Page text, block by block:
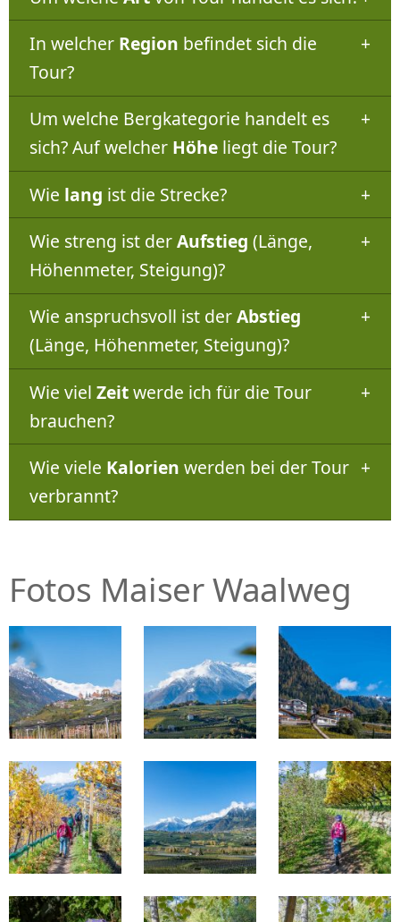
In welcher Region befindet sich die
Tour?
Um welche Bergkategorie handelt es
sich? Auf welcher Höheliegt die Tour?
Wie lang ist die Strecke?
Wie streng ist derAufstieg (Länge,
Höhenmeter, Steigung)?
Wie anspruchsvoll ist derAbstieg
(Länge, Höhenmeter, Steigung)?
Wie viel Zeitwerde ich für die Tour
brauchen?
Wie viele Kalorien werden bei der Tour
verbrannt?
Fotos Maiser Waalweg